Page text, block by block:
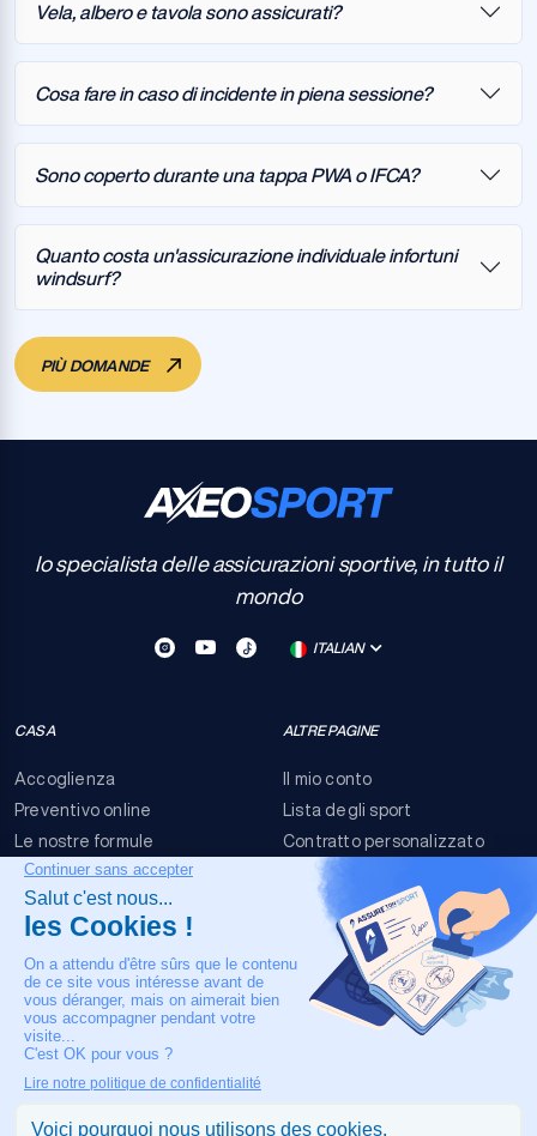
Vela, albero e tavola sono assicurati?
Cosa fare in caso di incidente in piena sessione?
Sono coperto durante una tappa PWA o IFCA?
Quanto costa un'assicurazione individuale infortuni
windsurf?
PIÙ DOMANDE
Io specialista delle assicurazioni sportive, in tutto il
mondo
ITALIAN
CASA
Accoglienza
Preventivo online
Le nostre formule
FAQ
Contatti
ALTRE PAGINE
Il mio conto
Lista degli sport
Contratto personalizzato
Termini e condizioni
Rischi dell'evento
Nota legale
IL NOSTRO CONTATTO
+33 4 90 63 34 07
Assistenza medica 24/7